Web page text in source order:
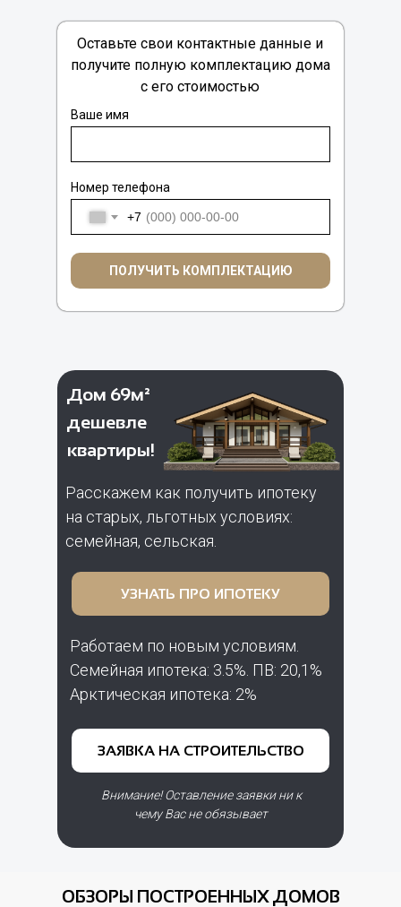
Ваше имя
Номер телефона
+7
ПОЛУЧИТЬ КОМПЛЕКТАЦИЮ
Оставьте свои контактные данные и
получите полную комплектацию дома
с его стоимостью
Дом 69м²
дешевле
квартиры!
Расскажем как получить ипотеку
на старых, льготных условиях:
семейная, сельская.
Работаем по новым условиям.
Семейная ипотека: 3.5%. ПВ: 20,1%
Арктическая ипотека: 2%
УЗНАТЬ ПРО ИПОТЕКУ
ЗАЯВКА НА СТРОИТЕЛЬСТВО
Внимание! Оставление заявки ни к
чему Вас не обязывает
ОБЗОРЫ ПОСТРОЕННЫХ ДОМОВ